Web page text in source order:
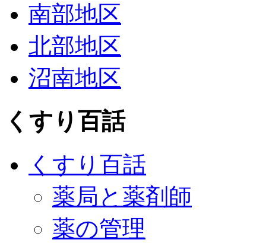
南部地区
北部地区
沼南地区
くすり百話
くすり百話
薬局と薬剤師
薬の管理